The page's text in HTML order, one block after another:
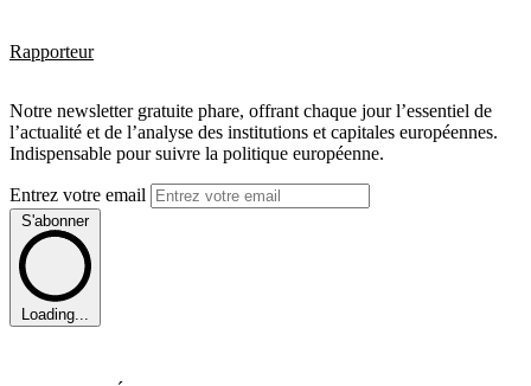
Rapporteur
Notre newsletter gratuite phare, offrant chaque jour l’essentiel de
l’actualité et de l’analyse des institutions et capitales européennes.
Indispensable pour suivre la politique européenne.
Entrez votre email
S'abonner
Loading...